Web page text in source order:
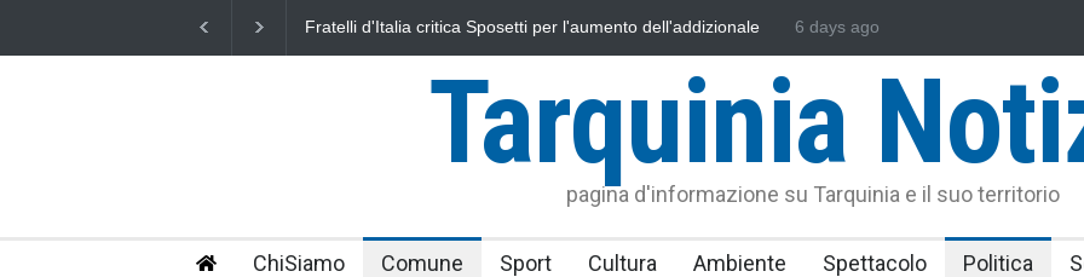
L'Università della Tuscia e l'Assonautica Provinciale di Viterbo
Vincenzo Ferri, un Eroe tarquiniese
6 days ago
Tarquinia
pagina d'informazione su Tarquinia e il suo territorio
ChiSiamo Comune Sport Cultura Ambiente Spettacolo Politica